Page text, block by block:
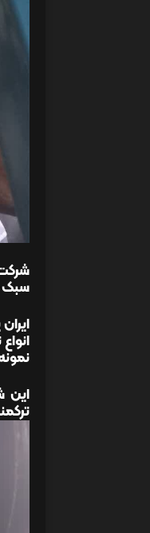
سبک
این